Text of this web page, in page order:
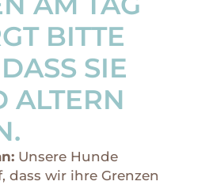
BITTE
SIE
ALTERN
Unsere Hunde
dass wir ihre Grenzen